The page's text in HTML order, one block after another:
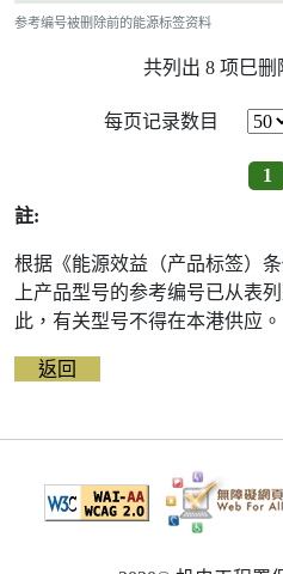
参考编号被删除前的能源标签资料
共列出 8 项巳
每页记录数目
1
註:
根据《能源效益（产品标签）
上产品型号的参考编号已从表
此，有关型号不得在本港供应。
返回